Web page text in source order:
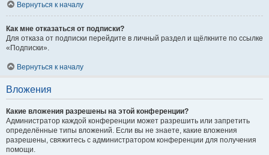
Вернуться к началу
Как мне отказаться от подписки?
Для отказа от подписки перейдите в личный раздел и щёлкните по ссылке
«Подписки».
Вернуться к началу
Вложения
Какие вложения разрешены на этой конференции?
Администратор каждой конференции может разрешить или запретить
определённые типы вложений. Если вы не знаете, какие вложения
разрешены, свяжитесь с администратором конференции для получения
помощи.